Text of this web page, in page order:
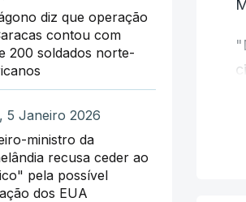
diz que operação
contou com
200 soldados norte-
5 Janeiro 2026
ministro da
recusa ceder ao
pela possível
dos EUA